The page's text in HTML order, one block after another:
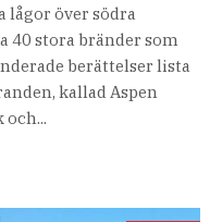
lågor över södra
40 stora bränder som
berättelser lista
kallad Aspen
och...